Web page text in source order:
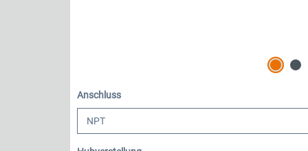
Anschlussauswählen